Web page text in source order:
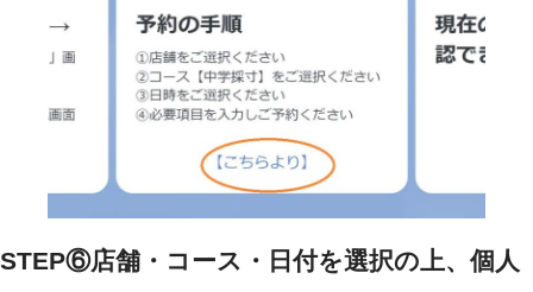
STEP⑥店舗・コース・日付を選択の上、個人